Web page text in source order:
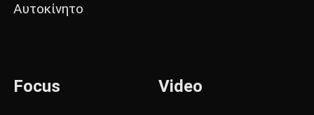
Αυτοκίνητο
Focus Video